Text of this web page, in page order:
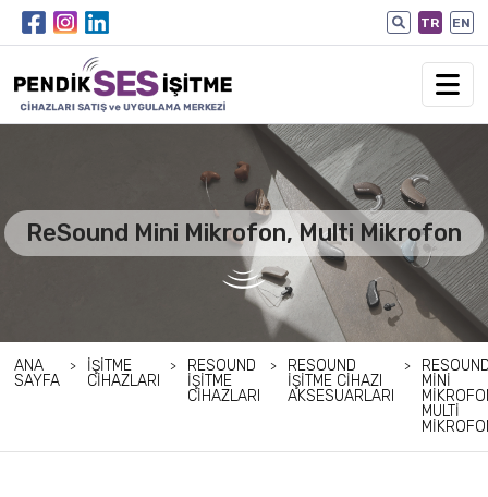
TR EN
ReSound Mini Mikrofon, Multi Mikrofon
MINI
MULTI
RESOUND
İŞITME CIHAZI
AKSESUARLARI
RESOUND
İŞITME
CIHAZLARI
İŞITME
CIHAZLARI
ANA
SAYFA